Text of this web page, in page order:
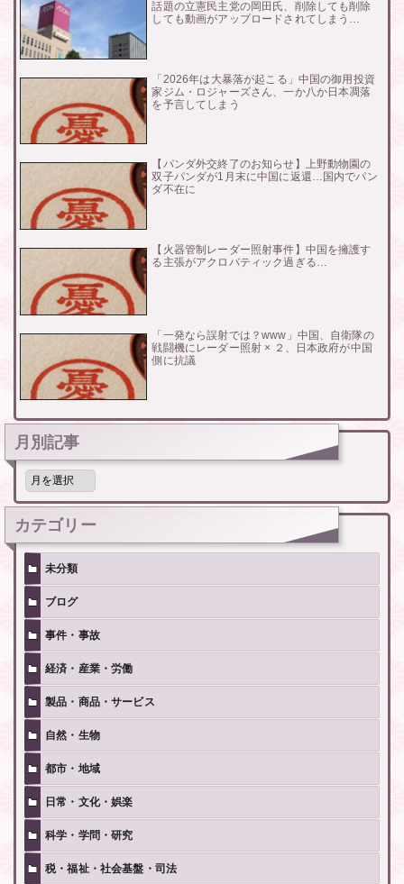
話題の立憲民主党の岡田氏、削除しても削除
しても動画がアップロードされてしまう…
「2026年は大暴落が起こる」中国の御用投資
家ジム・ロジャーズさん、一か八か日本凋落
を予言してしまう
【パンダ外交終了のお知らせ】上野動物園の
双子パンダが1月末に中国に返還…国内でパン
ダ不在に
【火器管制レーダー照射事件】中国を擁護す
る主張がアクロバティック過ぎる…
「一発なら誤射では？www」中国、自衛隊の
戦闘機にレーダー照射 × ２、日本政府が中国
側に抗議
月別記事
月
記
事
カテゴリー
未分類
ブログ
事件・事故
経済・産業・労働
製品・商品・サービス
自然・生物
都市・地域
日常・文化・娯楽
科学・学問・研究
税・福祉・社会基盤・司法